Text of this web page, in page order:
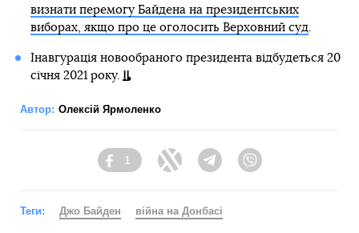
визнати перемогу Байдена на президентських
виборах, якщо про це оголосить Верховний суд.
Інавгурація новообраного президента відбудеться 20
січня 2021 року.
Автор: Олексій Ярмоленко
Facebook
1
Twitter Telegram
Теги: Джо Байден війна на Донбасі